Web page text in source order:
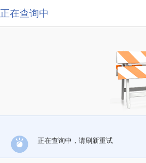
正在查询中
正在查询中，请刷新重试